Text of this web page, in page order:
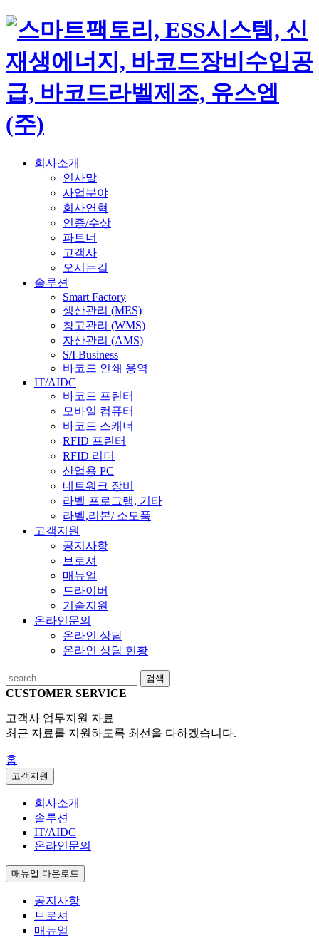
회사소개
인사말
사업분야
회사연혁
인증/수상
파트너
고객사
오시는길
솔루션
Smart Factory
생산관리 (MES)
창고관리 (WMS)
자산관리 (AMS)
S/I Business
바코드 인쇄 용역
IT/AIDC
바코드 프린터
모바일 컴퓨터
바코드 스캐너
RFID 프린터
RFID 리더
산업용 PC
네트워크 장비
라벨 프로그램, 기타
라벨,리본/ 소모품
고객지원
공지사항
브로셔
매뉴얼
드라이버
기술지원
온라인문의
온라인 상담
온라인 상담 현황
검색
CUSTOMER SERVICE
고객사 업무지원 자료
최근 자료를 지원하도록 최선을 다하겠습니다.
홈
고객지원
회사소개
솔루션
IT/AIDC
온라인문의
매뉴얼 다운로드
공지사항
브로셔
매뉴얼